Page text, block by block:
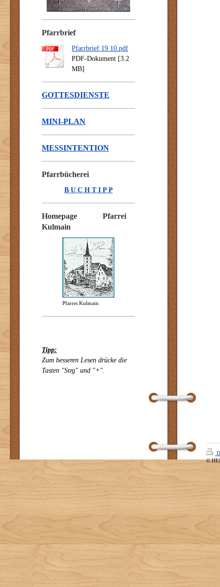
Pfarrbrief
Pfarrbrief 19 10.pdf
PDF-Dokument [3.2
MB]
GOTTESDIENSTE
MINI-PLAN
MESSINTENTION
Pfarrbücherei
B U C H T I P P
Homepage Pfarrei
Kulmain
Pfarrei Kulmain
Tipp:
Zum besseren Lesen drücke die
Tasten "Strg" und "+".
©